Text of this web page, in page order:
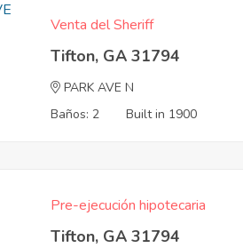
Venta del Sheriff
Tifton, GA 31794
PARK AVE N
Baños: 2
Built in 1900
Pre-ejecución hipotecaria
Tifton, GA 31794